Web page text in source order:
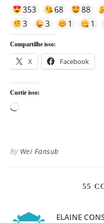
353 68 88
3
3 1 1
Compartilhe isso:
X Facebook
Curtir isso:
Carregando...
By Wei Fansub
55
ELAINE